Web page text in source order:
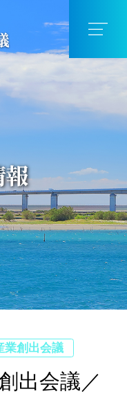
業創出会議
出会議／